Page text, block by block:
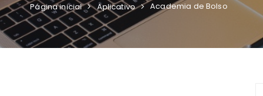
Página inicial Aplicativo Academia de Bolso